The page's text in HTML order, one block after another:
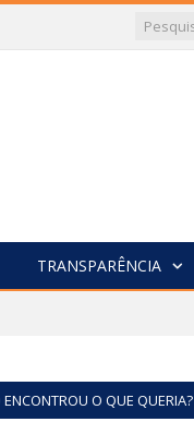
TRANSPARÊNCIA
O QUE QUERIA?